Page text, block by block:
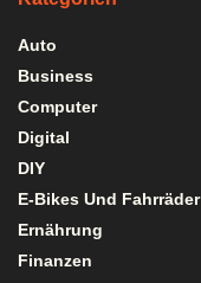
Auto
Business
Computer
Digital
DIY
E-Bikes Und Fahrräder
Ernährung
Finanzen